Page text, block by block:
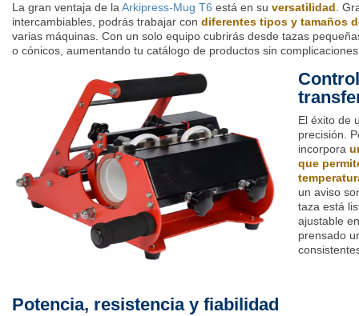
La gran ventaja de laArkipress-Mug T6 está en su versatilidad.
intercambiables, podrás trabajar con diferentes tipos y tamaños
varias máquinas. Con un solo equipo cubrirás desde tazas
o cónicos, aumentando tu catálogo de productos sin
El éxito de
precisión.
incorpora
que
un aviso
taza está
ajustable
prensado
Potencia, resistencia y fiabilidad